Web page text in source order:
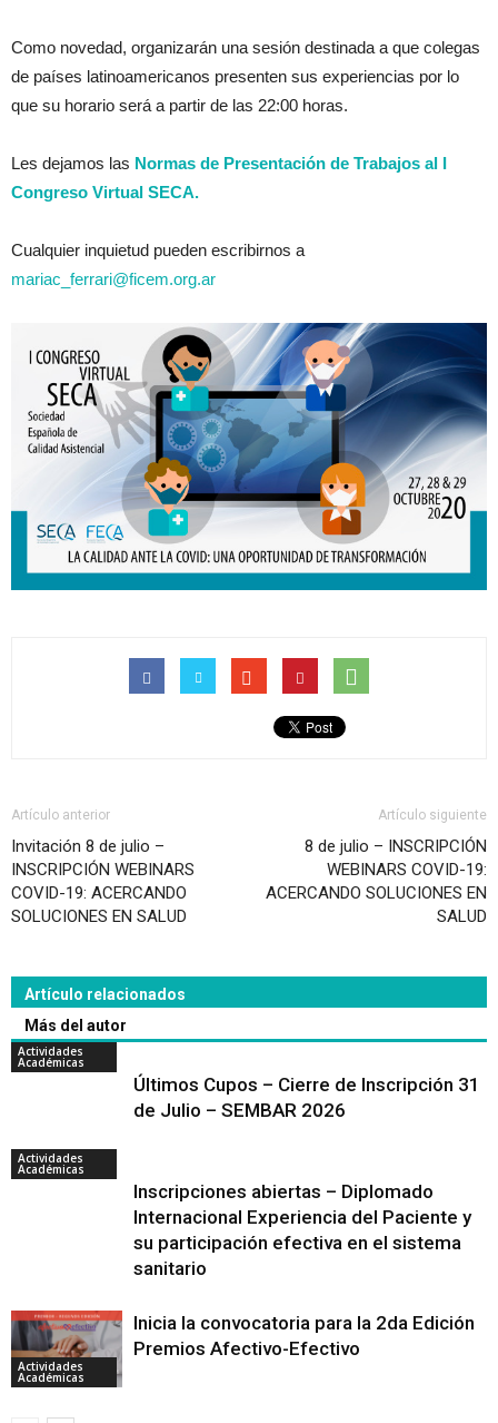
Como novedad, organizarán una sesión destinada a que colegas
de países latinoamericanos presenten sus experiencias por lo
que su horario será a partir de las 22:00 horas.
Les dejamos las Normas de Presentación de Trabajos al I
Congreso Virtual SECA.
Cualquier inquietud pueden escribirnos a
mariac_ferrari@ficem.org.ar
Artículo anterior
Invitación 8 de julio –
INSCRIPCIÓN WEBINARS
COVID-19: ACERCANDO
SOLUCIONES EN SALUD
Artículo siguiente
8 de julio – INSCRIPCIÓN
WEBINARS COVID-19:
ACERCANDO SOLUCIONES EN
SALUD
Artículo relacionados
Más del autor
Actividades
Académicas
Últimos Cupos – Cierre de Inscripción 31
de Julio – SEMBAR 2026
Actividades
Académicas
Inscripciones abiertas – Diplomado
Internacional Experiencia del Paciente y
su participación efectiva en el sistema
sanitario
Actividades
Académicas
Inicia la convocatoria para la 2da Edición
Premios Afectivo-Efectivo